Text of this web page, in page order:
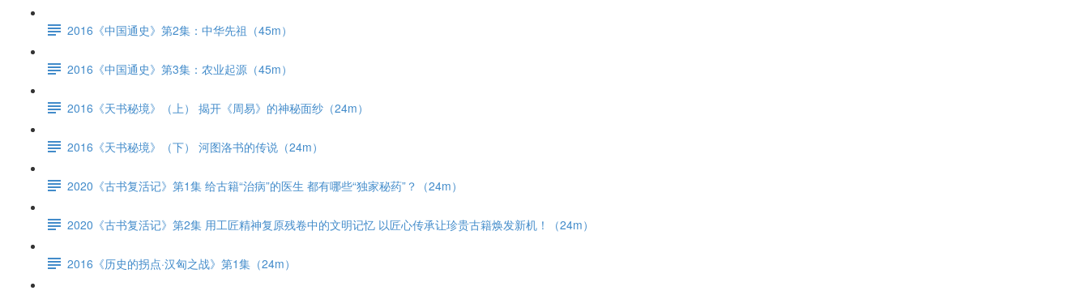
2016《中国通史》第2集：中华先祖（45m）
2016《中国通史》第3集：农业起源（45m）
2016《天书秘境》（上） 揭开《周易》的神秘面纱（24m）
2016《天书秘境》（下） 河图洛书的传说（24m）
2020《古书复活记》第1集 给古籍“治病”的医生 都有哪些“独家秘药”？（24m）
2020《古书复活记》第2集 用工匠精神复原残卷中的文明记忆 以匠心传承让珍贵古籍焕发新机！（24m）
2016《历史的拐点·汉匈之战》第1集（24m）